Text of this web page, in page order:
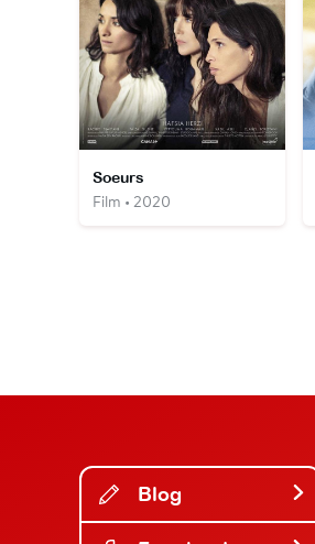
Soeurs
Film • 2020
Blog